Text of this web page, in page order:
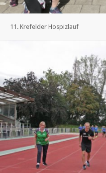
11. Krefelder Hospizlauf